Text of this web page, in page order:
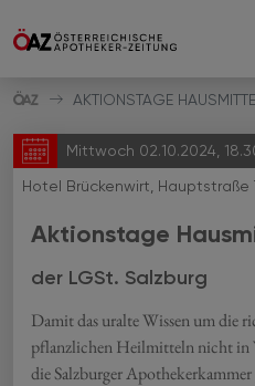
AKTIONSTAGE
Mittwoch 02.10.2024,
Hotel Brückenwirt, Hauptstraße
Aktionstage
der LGSt. Salzburg
Damit das uralte Wissen um die
pflanzlichen Heilmitteln nicht in
die Salzburger